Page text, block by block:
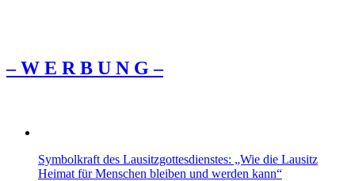
– W Ε R Β U Ν G –
Symbolkraft des Lausitzgottesdienstes: „Wie die Lausitz
Heimat für Menschen bleiben und werden kann“